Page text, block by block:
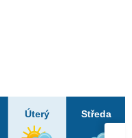
Úterý Středa